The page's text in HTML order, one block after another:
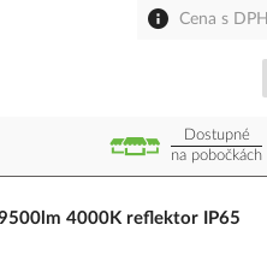
Cena s DPH
Dostupné
na pobočkách
4000K reflektor IP65